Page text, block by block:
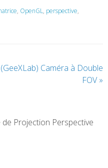
, OpenGL, perspective,
(GeeXLab) Caméra à Double
FOV »
Projection Perspective